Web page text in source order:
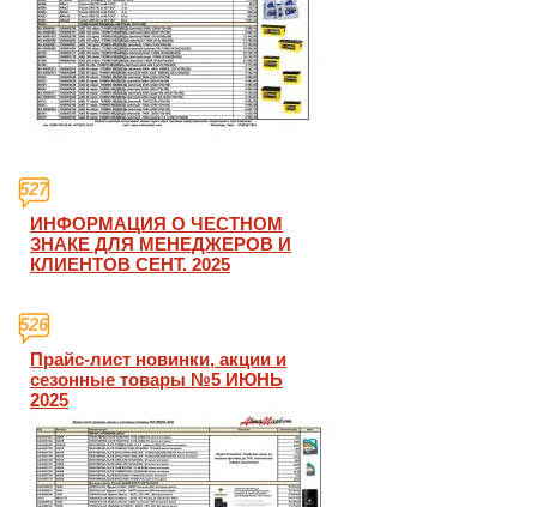
527
ИНФОРМАЦИЯ О ЧЕСТНОМ
ЗНАКЕ ДЛЯ МЕНЕДЖЕРОВ И
КЛИЕНТОВ СЕНТ. 2025
526
Прайс-лист новинки, акции и
сезонные товары №5 ИЮНЬ
2025